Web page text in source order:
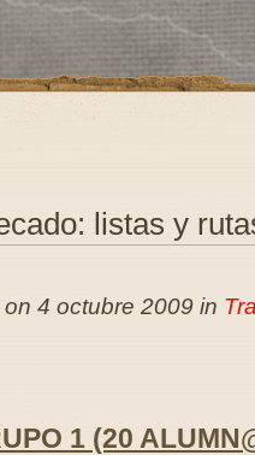
listas y
4 octubre 2009 in
1 (20